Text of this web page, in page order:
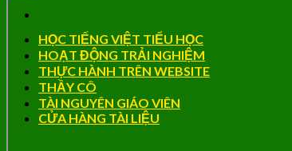
HỌC TIẾNG VIỆT TIỂU HỌC
HOẠT ĐỘNG TRẢI NGHIỆM
THỰC HÀNH TRÊN WEBSITE
THẦY CÔ
TÀI NGUYÊN GIÁO VIÊN
CỬA HÀNG TÀI LIỆU